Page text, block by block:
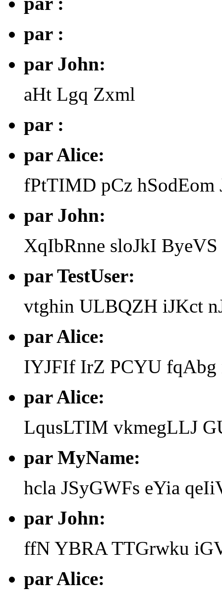
par :
par John:
aHt Lgq Zxml
par :
par Alice:
fPtTIMD pCz
par John:
XqIbRnne sloJkI ByeVS
par TestUser:
vtghin ULBQZH iJKct
par Alice:
IYJFIf IrZ PCYU
par Alice:
LqusLTIM vkmegLLJ
par MyName:
hcla JSyGWFs eYia
par John:
ffN YBRA TTGrwku
par Alice: